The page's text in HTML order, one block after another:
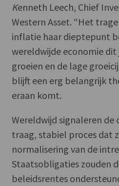
Kenneth Leech, Chief
Western Asset. “Het
inflatie haar dieptepunt
wereldwijde economie
groeien en de lage
blijft een erg belangrijk
eraan komt.
Wereldwijd signaleren de
traag, stabiel proces dat
normalisering van de
Staatsobligaties zouden
beleidsrentes